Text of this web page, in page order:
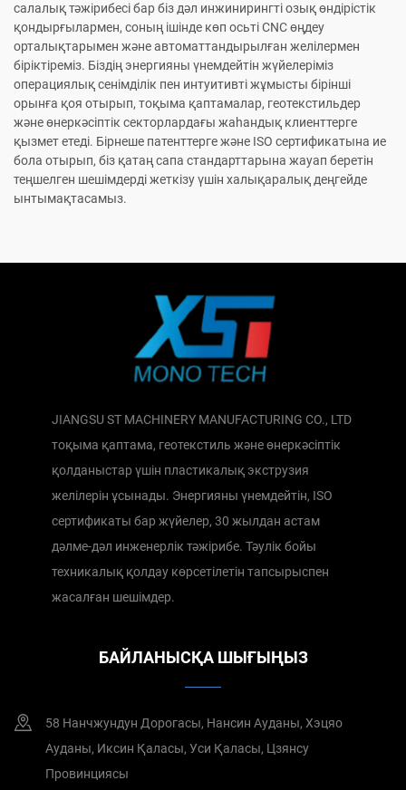
салалық тәжірибесі бар біз дәл инжинирингті озық өндірістік
қондырғылармен, соның ішінде көп осьті CNC өңдеу
орталықтарымен және автоматтандырылған желілермен
біріктіреміз. Біздің энергияны үнемдейтін жүйелеріміз
операциялық сенімділік пен интуитивті жұмысты бірінші
орынға қоя отырып, тоқыма қаптамалар, геотекстильдер
және өнеркәсіптік секторлардағы жаһандық клиенттерге
қызмет етеді. Бірнеше патенттерге және ISO сертификатына ие
бола отырып, біз қатаң сапа стандарттарына жауап беретін
теңшелген шешімдерді жеткізу үшін халықаралық деңгейде
ынтымақтасамыз.
JIANGSU ST MACHINERY MANUFACTURING CO., LTD
тоқыма қаптама, геотекстиль және өнеркәсіптік
қолданыстар үшін пластикалық экструзия
желілерін ұсынады. Энергияны үнемдейтін, ISO
сертификаты бар жүйелер, 30 жылдан астам
дәлме-дәл инженерлік тәжірибе. Тәулік бойы
техникалық қолдау көрсетілетін тапсырыспен
жасалған шешімдер.
БАЙЛАНЫСҚА ШЫҒЫҢЫЗ
58 Нанчжундун Дорогасы, Нансин Ауданы, Хэцяо
Ауданы, Иксин Қаласы, Уси Қаласы, Цзянсу
Провинциясы